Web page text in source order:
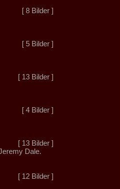
[ 8 Bilder ]
[ 5 Bilder ]
[ 13 Bilder ]
[ 4 Bilder ]
[ 13 Bilder ]
Dale.
[ 12 Bilder ]